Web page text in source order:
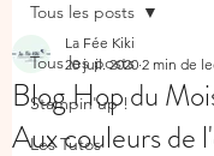
Tous les posts
Stampin'up !
Les Tutos
Tous les posts
Blog Hop du
Aux couleurs de
La Fée Kiki
20 juil. 2020 2 min de